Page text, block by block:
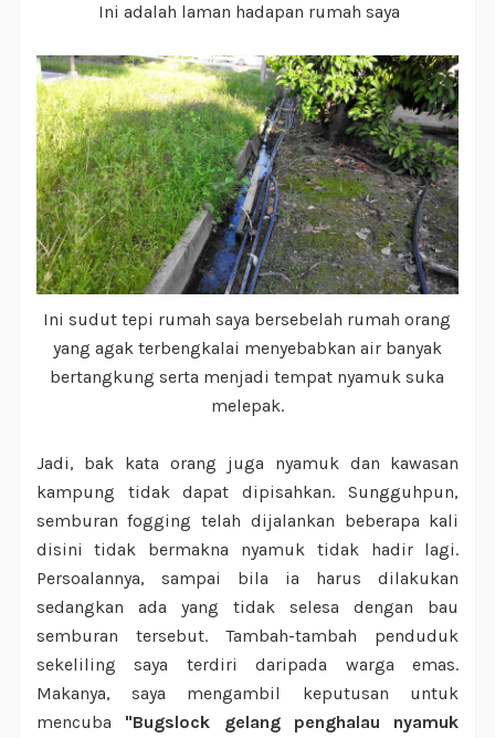
Ini adalah laman hadapan rumah saya
Ini sudut tepi rumah saya bersebelah rumah orang
yang agak terbengkalai menyebabkan air banyak
bertangkung serta menjadi tempat nyamuk suka
melepak.
Jadi, bak kata orang juga nyamuk dan kawasan
kampung tidak dapat dipisahkan. Sungguhpun,
semburan fogging telah dijalankan beberapa kali
disini tidak bermakna nyamuk tidak hadir lagi.
Persoalannya, sampai bila ia harus dilakukan
sedangkan ada yang tidak selesa dengan bau
semburan tersebut. Tambah-tambah penduduk
sekeliling saya terdiri daripada warga emas.
Makanya, saya mengambil keputusan untuk
mencuba "Bugslock gelang penghalau nyamuk